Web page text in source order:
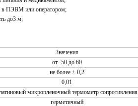
в ПЭВМ или оператором;
до3 м;
Значения
от -50 до 60
не более ± 0,2
0,01
микропленочный термометр сопротивления
герметичный